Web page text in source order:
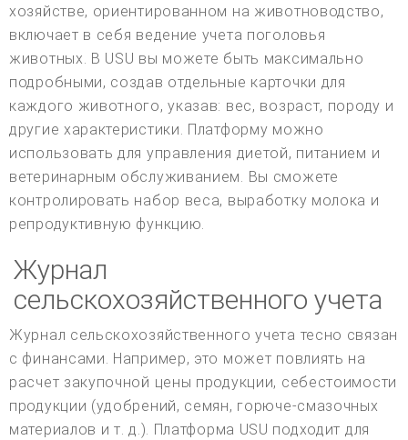
хозяйстве, ориентированном на животноводство,
включает в себя ведение учета поголовья
животных. В USU вы можете быть максимально
подробными, создав отдельные карточки для
каждого животного, указав: вес, возраст, породу и
другие характеристики. Платформу можно
использовать для управления диетой, питанием и
ветеринарным обслуживанием. Вы сможете
контролировать набор веса, выработку молока и
репродуктивную функцию.
Журнал
сельскохозяйственного учета
Журнал сельскохозяйственного учета тесно связан
с финансами. Например, это может повлиять на
расчет закупочной цены продукции, себестоимости
продукции (удобрений, семян, горюче-смазочных
материалов и т. д.). Платформа USU подходит для